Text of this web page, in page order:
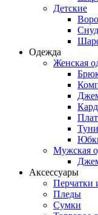
Детские
Одежда
Женская
Мужская
Аксессуары
Перчатки
Пледы
Сумки